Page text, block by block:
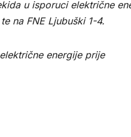
u isporuci električne
na FNE Ljubuški 1-4.
energije prije